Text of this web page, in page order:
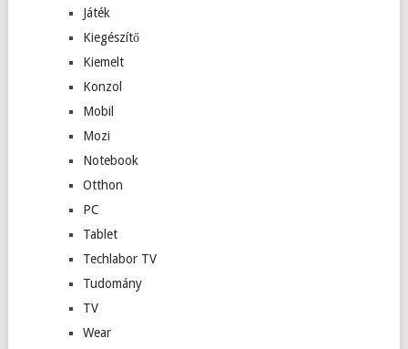
Játék
Kiegészítő
Kiemelt
Konzol
Mobil
Mozi
Notebook
Otthon
PC
Tablet
Techlabor TV
Tudomány
TV
Wear